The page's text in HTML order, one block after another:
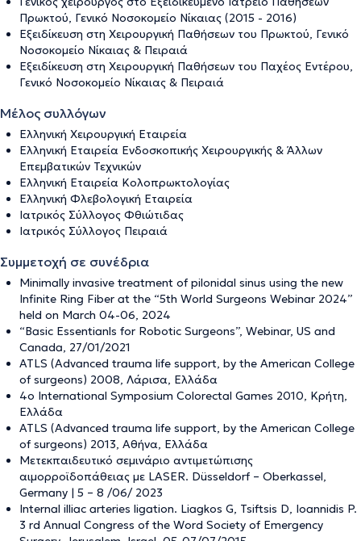
Πρωκτού, Γενικό Νοσοκομείο Νίκαιας (2015 - 2016)
Εξειδίκευση στη Χειρουργική Παθήσεων του Πρωκτού, Γενικό
Νοσοκομείο Νίκαιας & Πειραιά
Εξειδίκευση στη Χειρουργική Παθήσεων του Παχέος Εντέρου,
Γενικό Νοσοκομείο Νίκαιας & Πειραιά
Μέλος συλλόγων
Ελληνική Χειρουργική Εταιρεία
Ελληνική Εταιρεία Ενδοσκοπικής Χειρουργικής & Άλλων
Επεμβατικών Τεχνικών
Ελληνική Εταιρεία Κολοπρωκτολογίας
Ελληνική Φλεβολογική Εταιρεία
Ιατρικός Σύλλογος Φθιώτιδας
Ιατρικός Σύλλογος Πειραιά
Συμμετοχή σε συνέδρια
Minimally invasive treatment of pilonidal sinus using the new
Infinite Ring Fiber at the “5th World Surgeons Webinar 2024”
held on March 04-06, 2024
“Basic Essentianls for Robotic Surgeons”, Webinar, US and
Canada, 27/01/2021
ATLS (Advanced trauma life support, by the American College
of surgeons) 2008, Λάρισα, Ελλάδα
4o International Symposium Colorectal Games 2010, Κρήτη,
Ελλάδα
ATLS (Advanced trauma life support, by the American College
of surgeons) 2013, Αθήνα, Ελλάδα
Μετεκπαιδευτικό σεμινάριο αντιμετώπισης
αιμορροϊδοπάθειας με LASER. Düsseldorf – Oberkassel,
Germany | 5 – 8 /06/ 2023
Internal illiac arteries ligation. Liagkos G, Tsiftsis D, Ioannidis P.
3 rd Annual Congress of the Word Society of Emergency